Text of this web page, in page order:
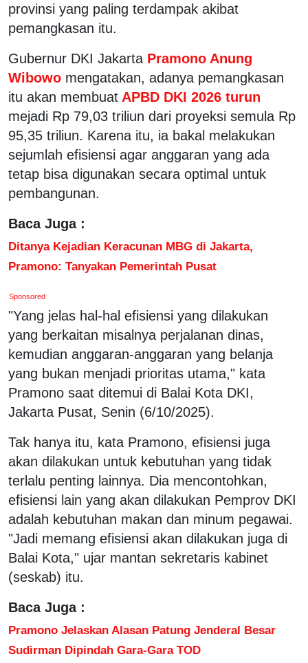
provinsi yang paling terdampak akibat
pemangkasan itu.
Gubernur DKI Jakarta Pramono Anung
Wibowo mengatakan, adanya pemangkasan
itu akan membuat APBD DKI 2026 turun
mejadi Rp 79,03 triliun dari proyeksi semula Rp
95,35 triliun. Karena itu, ia bakal melakukan
sejumlah efisiensi agar anggaran yang ada
tetap bisa digunakan secara optimal untuk
pembangunan.
Baca Juga :
Ditanya Kejadian Keracunan MBG di Jakarta,
Pramono: Tanyakan Pemerintah Pusat
Sponsored
"Yang jelas hal-hal efisiensi yang dilakukan
yang berkaitan misalnya perjalanan dinas,
kemudian anggaran-anggaran yang belanja
yang bukan menjadi prioritas utama," kata
Pramono saat ditemui di Balai Kota DKI,
Jakarta Pusat, Senin (6/10/2025).
Tak hanya itu, kata Pramono, efisiensi juga
akan dilakukan untuk kebutuhan yang tidak
terlalu penting lainnya. Dia mencontohkan,
efisiensi lain yang akan dilakukan Pemprov DKI
adalah kebutuhan makan dan minum pegawai.
"Jadi memang efisiensi akan dilakukan juga di
Balai Kota," ujar mantan sekretaris kabinet
(seskab) itu.
Baca Juga :
Pramono Jelaskan Alasan Patung Jenderal Besar
Sudirman Dipindah Gara-Gara TOD